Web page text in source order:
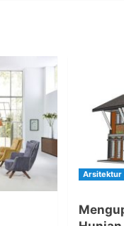
Arsitektur